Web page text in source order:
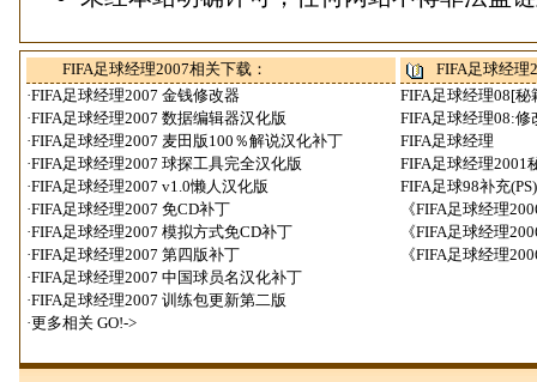
FIFA足球经理2007相关下载：
·FIFA足球经理2007 金钱修改器
·FIFA足球经理2007 数据编辑器汉化版
·FIFA足球经理2007 麦田版100％解说汉化补丁
·FIFA足球经理2007 球探工具完全汉化版
·FIFA足球经理2007 v1.0懒人汉化版
·FIFA足球经理2007 免CD补丁
·FIFA足球经理2007 模拟方式免CD补丁
·FIFA足球经理2007 第四版补丁
·FIFA足球经理2007 中国球员名汉化补丁
·FIFA足球经理2007 训练包更新第二版
·更多相关 GO!->
FIFA足球经理
FIFA足球经理08[
FIFA足球经理08:修
FIFA足球经理
FIFA足球经理2001
FIFA足球98补充(PS)
《FIFA足球经理
《FIFA足球经理
《FIFA足球经理